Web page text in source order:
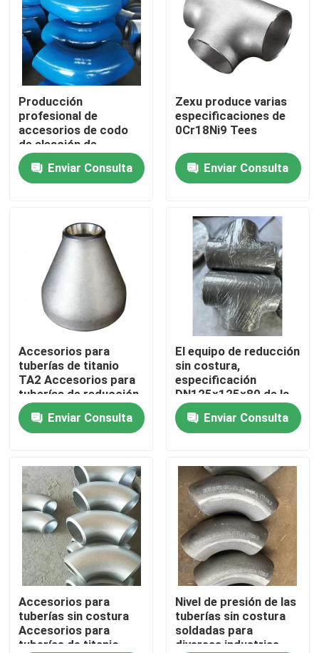
Productos
Vídeos
Demostración de VR
Sobre nosotros
Viaje de la fábrica
Control de calidad
Éntrenos en contacto con
Noticias
Pida una cita
Producción
profesional de
accesorios de codo
de aleación de
30CrMo
Enviar Consulta
Zexu produce varias
especificaciones de
0Cr18Ni9 Tees
Enviar Consulta
Accesorios para
tuberías de titanio
TA2 Accesorios para
tuberías de reducción
de aleación de titanio
de codoEnviar Consulta
El equipo de reducción
sin costura,
especificación
DN125×125×80 de la
serie I, cabeza
141.3*7.6, tubo de
ramificación 89*7.0
Enviar Consulta
Accesorios para
tuberías sin costura
Accesorios para
tuberías de titanio
Nivel de presión de las
tuberías sin costura
soldadas para
diversas industrias